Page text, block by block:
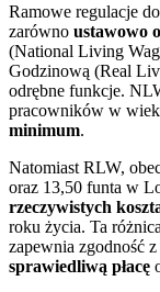
Ramowe regulacje
zarówno ustawowo
(National Living
Godzinową (Real
odrębne funkcje.
pracowników w
minimum.
Natomiast RLW,
oraz 13,50 funta w
rzeczywistych
roku życia. Ta
zapewnia zgodność
sprawiedliwą płacę